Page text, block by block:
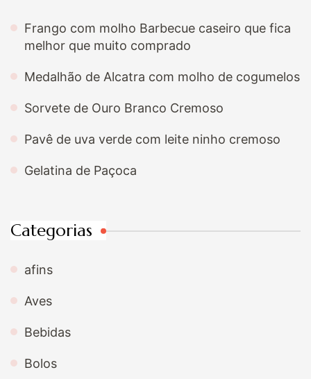
Frango com molho Barbecue caseiro que fica
melhor que muito comprado
Medalhão de Alcatra com molho de cogumelos
Sorvete de Ouro Branco Cremoso
Pavê de uva verde com leite ninho cremoso
Gelatina de Paçoca
Categorias
afins
Aves
Bebidas
Bolos